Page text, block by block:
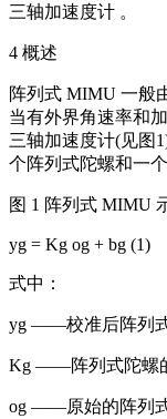
三轴加速度计 。
4 概述
阵列式 MIMU 一般
当有外界角速率和
三轴加速度计(见图
个阵列式陀螺和一
图 1 阵列式 MIMU
yg = Kg og + bg (1)
式中：
yg ——校准后阵列式
Kg ——阵列式陀螺
og ——原始的阵列